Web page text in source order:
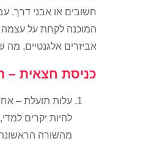
חשובים או אבני דרך.
המוכנה לקחת על עצמה
אביזרים אלגנטיים,
כניסת חצאית –
עלות תועלת –
להיות יקרים
מהשורה